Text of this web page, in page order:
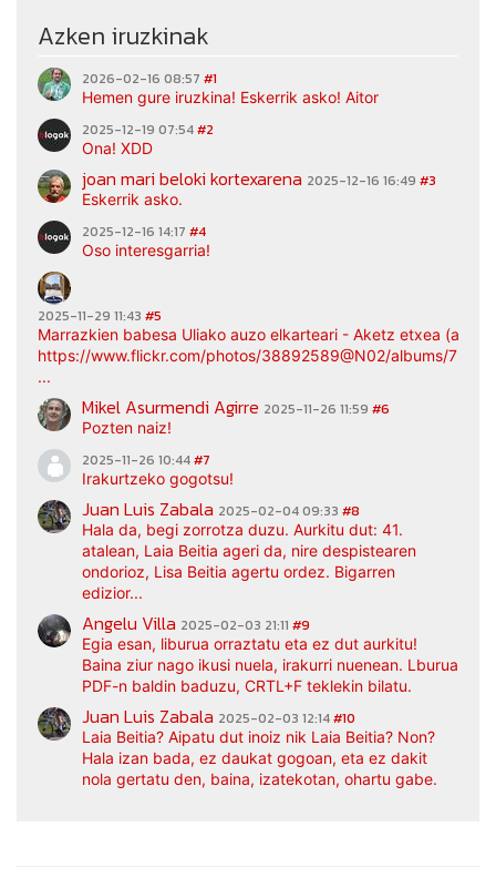
Azken iruzkinak
2026-02-16 08:57 #1
Hemen gure iruzkina! Eskerrik asko! Aitor
2025-12-19 07:54#2
Ona! XDD
joan mari beloki kortexarena 2025-12-16 16:49 #3
Eskerrik asko.
2025-12-16 14:17 #4
Oso interesgarria!
2025-11-29 11:43 #5
Marrazkien babesa Uliako auzo elkarteari - Aketz etxea
https://www.flickr.com/photos/38892589@N02/albums/
...
Mikel Asurmendi Agirre 2025-11-26 11:59 #6
Pozten naiz!
2025-11-26 10:44#7
Irakurtzeko gogotsu!
Juan Luis Zabala 2025-02-04 09:33 #8
Hala da, begi zorrotza duzu. Aurkitu dut: 41.
atalean, Laia Beitia ageri da, nire despistearen
ondorioz, Lisa Beitia agertu ordez. Bigarren
edizior...
Angelu Villa 2025-02-03 21:11 #9
Egia esan, liburua orraztatu eta ez dut aurkitu!
Baina ziur nago ikusi nuela, irakurri nuenean. Lburua
PDF-n baldin baduzu, CRTL+F teklekin bilatu.
Juan Luis Zabala 2025-02-03 12:14#10
Laia Beitia? Aipatu dut inoiz nik Laia Beitia? Non?
Hala izan bada, ez daukat gogoan, eta ez dakit
nola gertatu den, baina, izatekotan, ohartu gabe.